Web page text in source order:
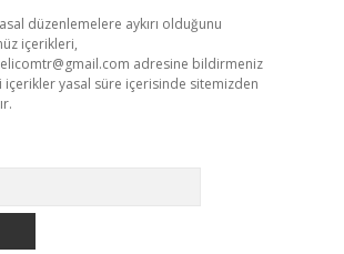
düzenlemelere aykırı olduğunu
içerikleri,
adresine bildirmeniz
içerikler yasal süre içerisinde sitemizden